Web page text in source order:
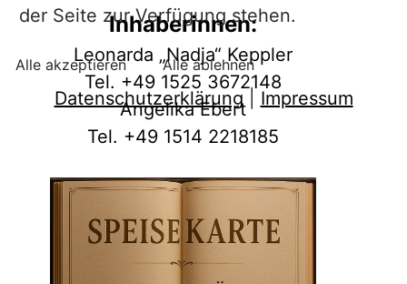
Inhaberinnen:
Leonarda „Nadja“ Keppler
Tel. +49 1525 3672148
Angelika Ebert
Tel. +49 1514 2218185
der Seite zur Verfügung stehen.
Alle akzeptieren Alle ablehnen
Datenschutzerklärung| Impressum